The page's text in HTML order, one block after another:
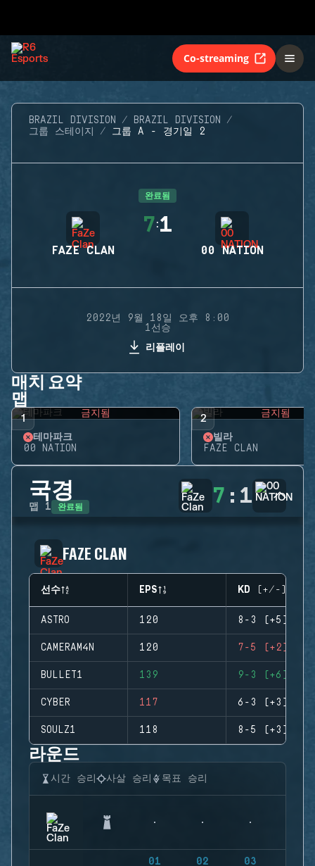
Co-streaming
BRAZIL DIVISION
BRAZIL DIVISION
그룹 스테이지
그룹 A - 경기일 2
완료됨
FAZE CLAN
7:1
00 NATION
2022년 9월 18일 오후 8:00
1선승
리플레이
매치 요약
맵
1 금지됨
테마파크
00 NATION
2 금지됨
빌라
FAZE CLAN
국경
맵 1 완료됨 7 : 1
FAZE CLAN
선수 EPS KD (+/-)
ASTRO 120 8-3 (+5)
CAMERAM4N 120 7-5 (+2)
BULLET1 139 9-3 (+6)
CYBER 117 6-3 (+3)
SOULZ1 118 8-5 (+3)
라운드
시간 승리 사살 승리 목표 승리
01 02 03